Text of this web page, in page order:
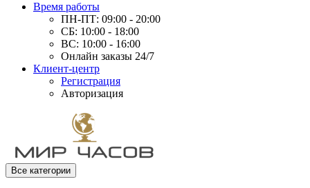
Время работы
ПН-ПТ: 09:00 - 20:00
СБ: 10:00 - 18:00
ВС: 10:00 - 16:00
Онлайн заказы 24/7
Клиент-центр
Регистрация
Авторизация
Все категории